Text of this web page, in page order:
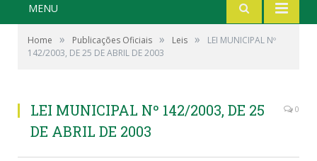
MENU
Home » Publicações Oficiais » Leis »
LEI MUNICIPAL Nº
142/2003, DE 25 DE ABRIL DE 2003
LEI MUNICIPAL Nº 142/2003, DE 25
DE ABRIL DE 2003
0